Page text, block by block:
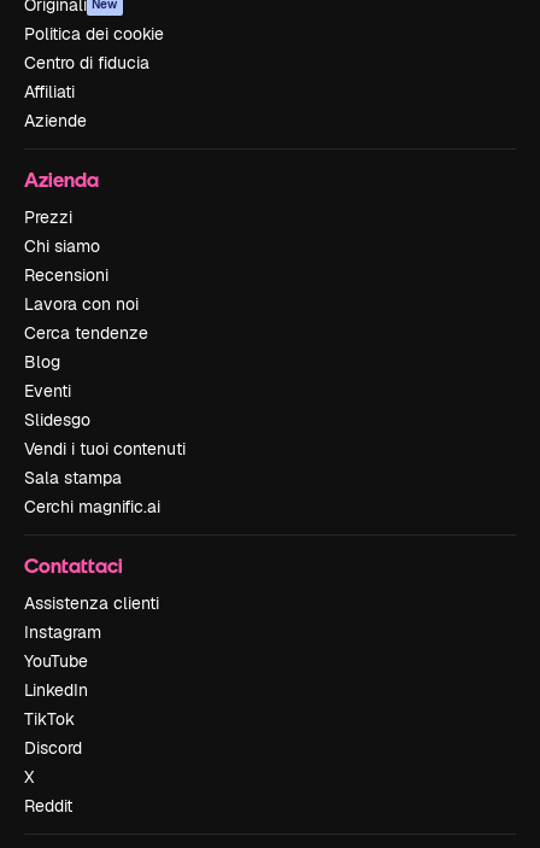
Originali New
Politica dei cookie
Centro di fiducia
Affiliati
Aziende
Azienda
Prezzi
Chi siamo
Recensioni
Lavora con noi
Cerca tendenze
Blog
Eventi
Slidesgo
Vendi i tuoi contenuti
Sala stampa
Cerchi magnific.ai
Contattaci
Assistenza clienti
Instagram
YouTube
LinkedIn
TikTok
Discord
X
Reddit